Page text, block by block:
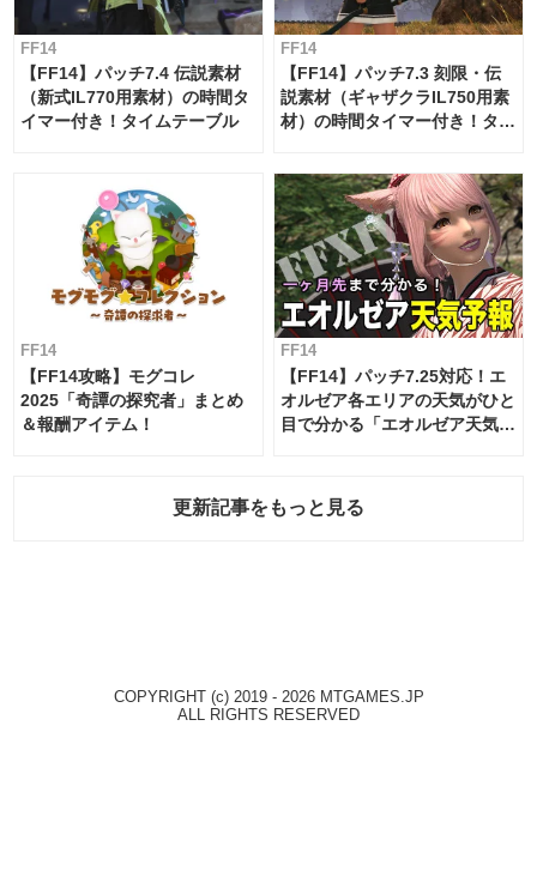
FF14
【FF14】パッチ7.4 伝説素材
（新式IL770用素材）の時間タ
イマー付き！タイムテーブル
FF14
【FF14】パッチ7.3 刻限・伝
説素材（ギャザクラIL750用素
材）の時間タイマー付き！タイ
FF14
【FF14攻略】モグコレ
2025「奇譚の探究者」まとめ
＆報酬アイテム！
FF14
【FF14】パッチ7.25対応！エ
オルゼア各エリアの天気がひと
目で分かる「エオルゼア天気予
更新記事をもっと見る
COPYRIGHT (c) 2019 - 2026 MTGAMES.JP
ALL RIGHTS RESERVED